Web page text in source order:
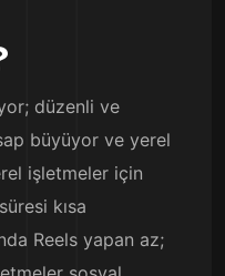
düzenli ve
büyüyor ve yerel
işletmeler için
kısa
Reels yapan az;